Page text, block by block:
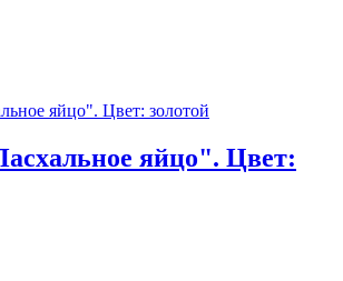
яйцо". Цвет: